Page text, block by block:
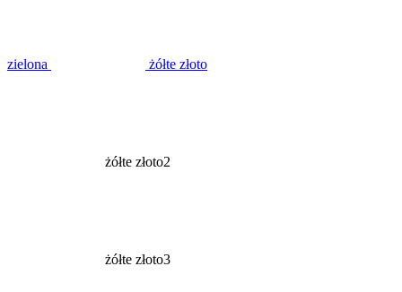
zielona żółte złoto
żółte złoto2
żółte złoto3